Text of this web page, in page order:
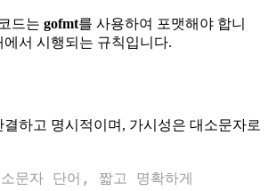
드는 gofmt를 사용하여 포맷해야 합니
서 시행되는 규칙입니다.
하고 명시적이며, 가시성은 대소문자로
자 단어, 짧고 명확하게